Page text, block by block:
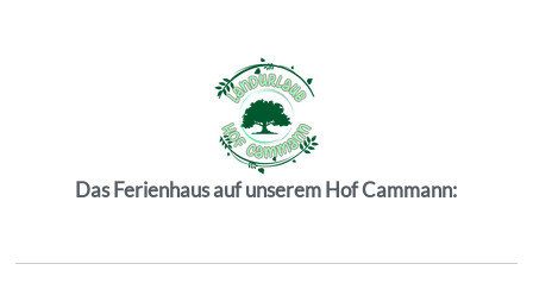
Das Ferienhaus auf unserem Hof Cammann: